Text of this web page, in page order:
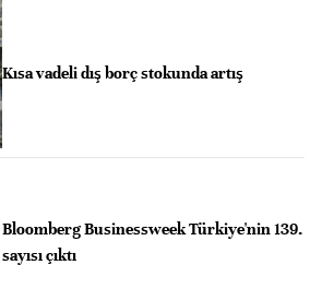
Kısa vadeli dış borç stokunda artış
Bloomberg Businessweek Türkiye'nin 139.
sayısı çıktı